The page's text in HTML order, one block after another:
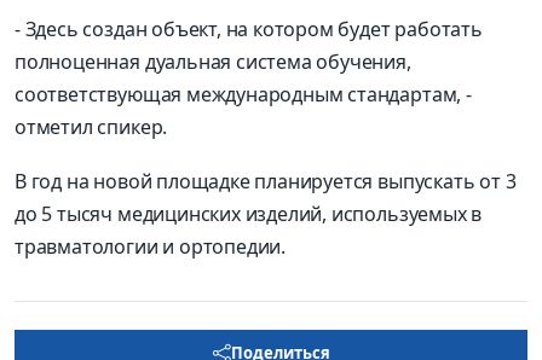
- Здесь создан объект, на котором будет работать
полноценная дуальная система обучения,
соответствующая международным стандартам, -
отметил спикер.
В год на новой площадке планируется выпускать от 3
до 5 тысяч медицинских изделий, используемых в
травматологии и ортопедии.
Поделиться